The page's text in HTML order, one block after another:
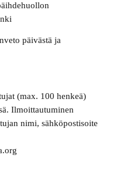
päivästä ja
(max. 100 henkeä)
Ilmoittautuminen
nimi, sähköpostisoite